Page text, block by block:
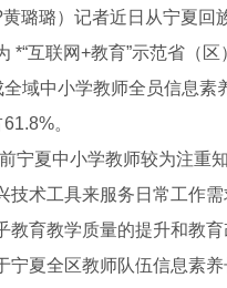
璐璐）记者近日从宁夏回
*“互联网+教育”示范省（
域中小学教师全员信息
。
宁夏中小学教师较为注重
技术工具来服务日常工作
教育教学质量的提升和教
宁夏全区教师队伍信息素养